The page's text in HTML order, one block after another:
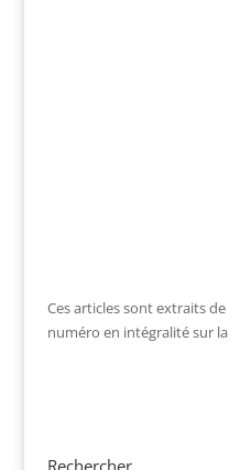
Ces articles sont extraits
numéro en intégralité sur
Rechercher